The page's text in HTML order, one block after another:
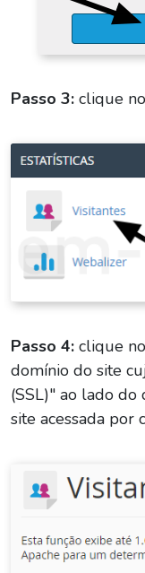
Passo 3: clique
Passo 4: clique
domínio do site
(SSL)" ao lado do
site acessada por